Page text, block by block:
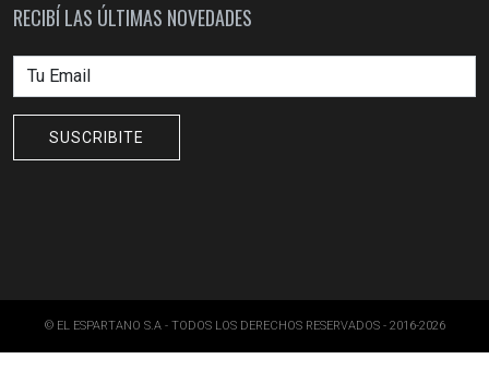
RECIBÍ LAS ÚLTIMAS NOVEDADES
© EL ESPARTANO S.A - TODOS LOS DERECHOS RESERVADOS - 2016-2026